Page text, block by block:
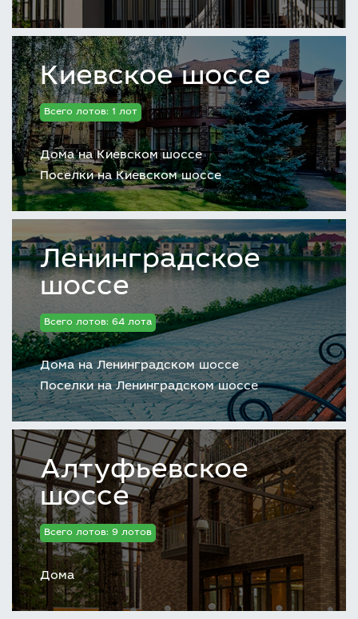
Киевское шоссе
Всего лотов: 1 лот
Дома на Киевском шоссе
Поселки на Киевском шоссе
Ленинградское
шоссе
Всего лотов: 64 лота
Дома на Ленинградском шоссе
Поселки на Ленинградском шоссе
Алтуфьевское
шоссе
Всего лотов: 9 лотов
Дома